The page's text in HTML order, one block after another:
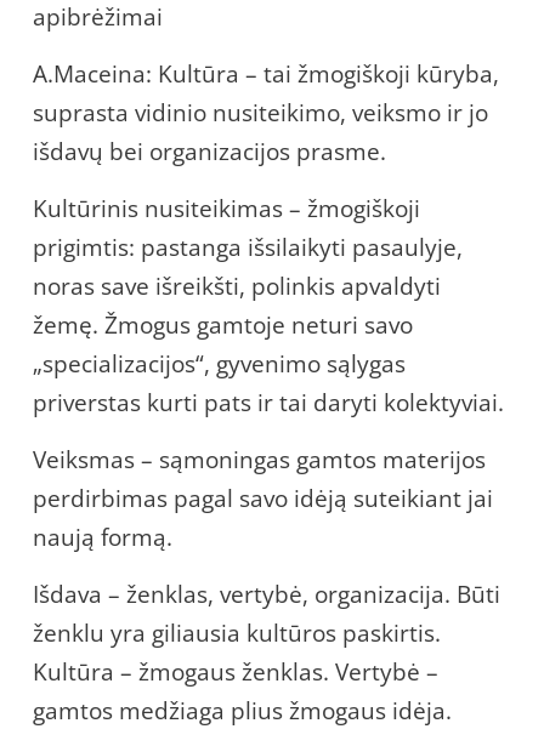
apibrėžimai
A.Maceina: Kultūra – tai žmogiškoji kūryba,
suprasta vidinio nusiteikimo, veiksmo ir jo
išdavų bei organizacijos prasme.
Kultūrinis nusiteikimas – žmogiškoji
prigimtis: pastanga išsilaikyti pasaulyje,
noras save išreikšti, polinkis apvaldyti
žemę. Žmogus gamtoje neturi savo
„specializacijos“, gyvenimo sąlygas
priverstas kurti pats ir tai daryti kolektyviai.
Veiksmas – sąmoningas gamtos materijos
perdirbimas pagal savo idėją suteikiant jai
naują formą.
Išdava – ženklas, vertybė, organizacija. Būti
ženklu yra giliausia kultūros paskirtis.
Kultūra – žmogaus ženklas. Vertybė –
gamtos medžiaga plius žmogaus idėja.